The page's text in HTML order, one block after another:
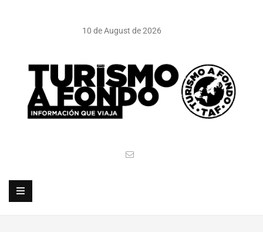
10 de August de 2026